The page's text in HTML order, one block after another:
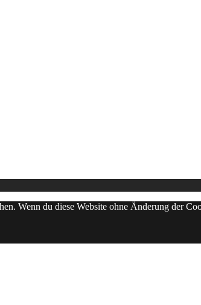
Wenn du diese Website ohne Änderung der